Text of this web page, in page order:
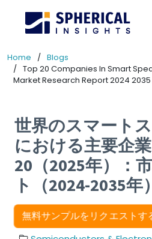
Home
Blogs
Top 20 Companies In Smart
Market Research Report 2024 2035
世界のスマート
における主要企
20（2025年）：
ト（2024-2035年）
無料サンプルをリクエストす